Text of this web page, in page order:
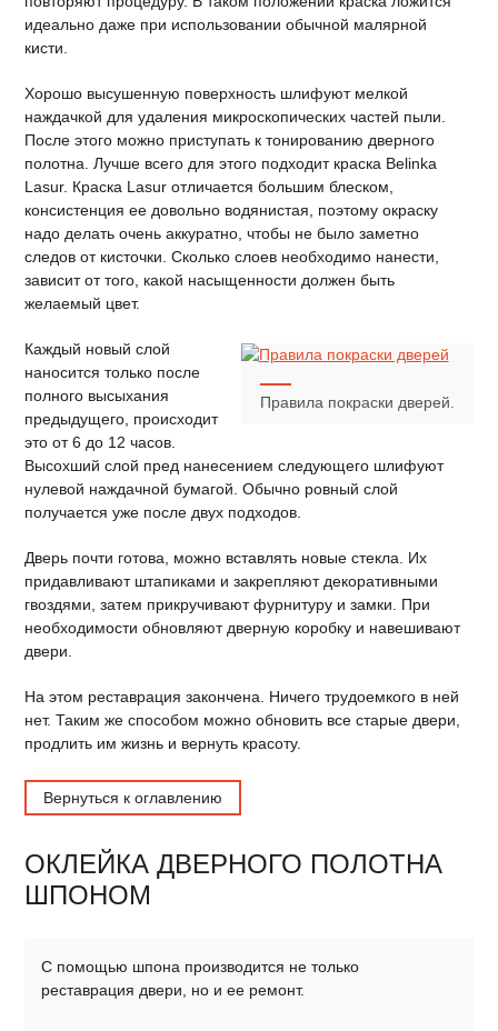
идеально даже при использовании обычной малярной
кисти.
Хорошо высушенную поверхность шлифуют мелкой
наждачкой для удаления микроскопических частей пыли.
После этого можно приступать к тонированию дверного
полотна. Лучше всего для этого подходит краска Belinka
Lasur. Краска Lasur отличается большим блеском,
консистенция ее довольно водянистая, поэтому окраску
надо делать очень аккуратно, чтобы не было заметно
следов от кисточки. Сколько слоев необходимо нанести,
зависит от того, какой насыщенности должен быть
желаемый цвет.
Правила покраски дверей.
Каждый новый слой
наносится только после
полного высыхания
предыдущего, происходит
это от 6 до 12 часов.
Высохший слой пред нанесением следующего шлифуют
нулевой наждачной бумагой. Обычно ровный слой
получается уже после двух подходов.
Дверь почти готова, можно вставлять новые стекла. Их
придавливают штапиками и закрепляют декоративными
гвоздями, затем прикручивают фурнитуру и замки. При
необходимости обновляют дверную коробку и навешивают
двери.
На этом реставрация закончена. Ничего трудоемкого в ней
нет. Таким же способом можно обновить все старые двери,
продлить им жизнь и вернуть красоту.
Вернуться к оглавлению
ОКЛЕЙКА ДВЕРНОГО ПОЛОТНА
ШПОНОМ
С помощью шпона производится не только
реставрация двери, но и ее ремонт.